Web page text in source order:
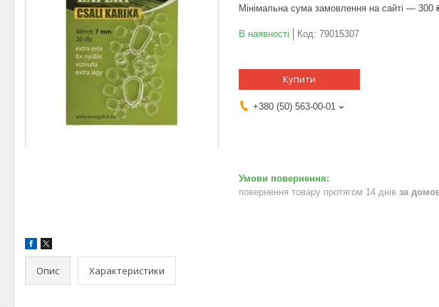
Мінімальна сума замовлення на сайті — 300
В наявності Код: 79015307
Купити
+380 (50) 563-00-01
повернення товару протягом 14 днів за
Опис Характеристики